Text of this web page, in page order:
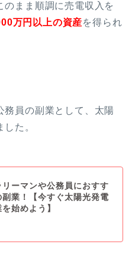
まま順調に売電収入を
万円以上の資産を得られ
務員の副業として、太陽
た。
リーマンや公務員におすす
副業！【今すぐ太陽光発電
始めよう】